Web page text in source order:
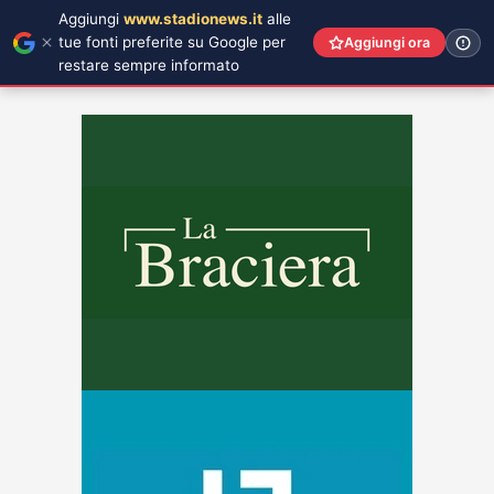
Aggiungi www.stadionews.it alle
tue fonti preferite su Google per
restare sempre informato
Aggiungi ora